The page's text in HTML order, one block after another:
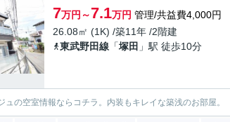
7万円～7.1万円 管理/共益費4,000円
26.08㎡ (1K) /築11年 /2階建
東武野田線 「塚田 」駅 徒歩10分
ュの空室情報ならコチラ。内装もキレイな築浅のお部屋。